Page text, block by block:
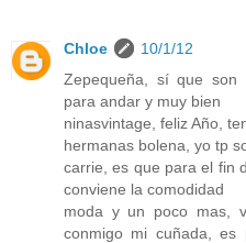
Chloe
10/1/12
Zepequeña, sí que son
para andar y muy bien
ninasvintage, feliz Año,
hermanas bolena, yo tp
carrie, es que para el fin
conviene la comodidad
moda y un poco mas,
conmigo mi cuñada,